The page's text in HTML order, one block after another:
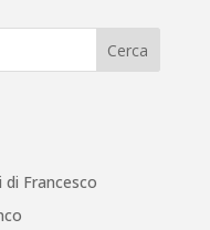
di Francesco